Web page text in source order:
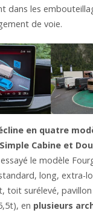
dans les
de voie.
en quatre
Cabine et
le modèle
long, extra-
toit surélevé, pavillon
en plusieurs